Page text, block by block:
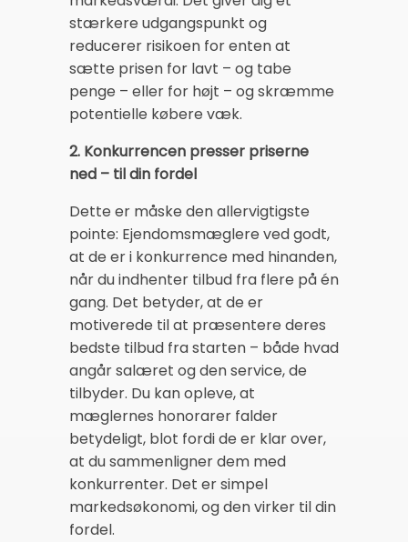
stærkere udgangspunkt og
reducerer risikoen for enten at
sætte prisen for lavt – og tabe
penge – eller for højt – og skræmme
potentielle købere væk.
2. Konkurrencen presser priserne
ned – til din fordel
Dette er måske den allervigtigste
pointe: Ejendomsmæglere ved godt,
at de er i konkurrence med hinanden,
når du indhenter tilbud fra flere på én
gang. Det betyder, at de er
motiverede til at præsentere deres
bedste tilbud fra starten – både hvad
angår salæret og den service, de
tilbyder. Du kan opleve, at
mæglernes honorarer falder
betydeligt, blot fordi de er klar over,
at du sammenligner dem med
konkurrenter. Det er simpel
markedsøkonomi, og den virker til din
fordel.